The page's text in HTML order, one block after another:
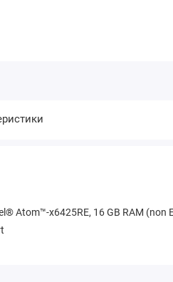
Atom™-x6425RE, 16 GB RAM (non